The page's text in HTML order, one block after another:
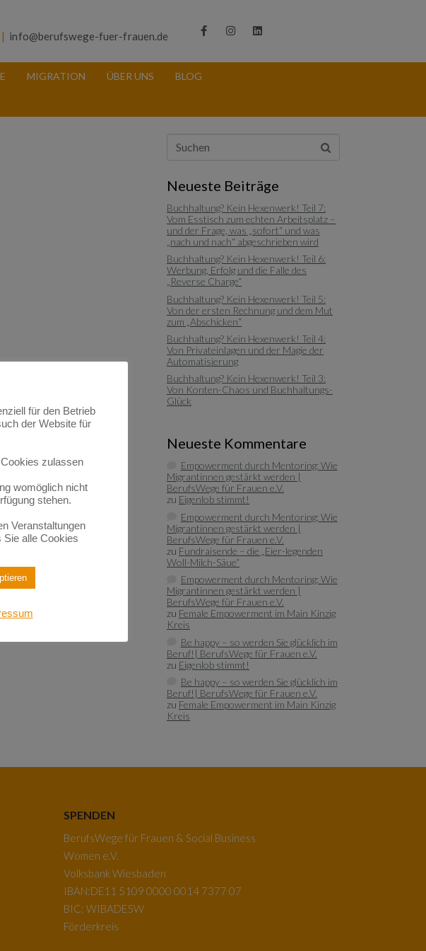
| info@berufswege-fuer-frauen.de
MIGRATION ÜBER UNS BLOG
Neueste Beiträge
Buchhaltung? Kein Hexenwerk! Teil 7:
Vom Esstisch zum echten Arbeitsplatz –
und der Frage, was „sofort“ und was
„nach und nach“ abgeschrieben wird
Buchhaltung? Kein Hexenwerk! Teil 6:
Werbung, Erfolg und die Falle des
„Reverse Charge“
Buchhaltung? Kein Hexenwerk! Teil 5:
Von der ersten Rechnung und dem Mut
zum „Abschicken“
Buchhaltung? Kein Hexenwerk! Teil 4:
Von Privateinlagen und der Magie der
Automatisierung
Buchhaltung? Kein Hexenwerk! Teil 3:
Von Konten-Chaos und Buchhaltungs-
Glück
Neueste Kommentare
Empowerment durch Mentoring: Wie
Migrantinnen gestärkt werden |
BerufsWege für Frauen e.V.
zu Eigenlob stimmt!
Empowerment durch Mentoring: Wie
Migrantinnen gestärkt werden |
BerufsWege für Frauen e.V.
zu Fundraisende – die „Eier-legenden
Woll-Milch-Säue“
Empowerment durch Mentoring: Wie
Migrantinnen gestärkt werden |
BerufsWege für Frauen e.V.
zu Female Empowerment im Main Kinzig
Kreis
Be happy – so werden Sie glücklich im
Beruf!| BerufsWege für Frauen e.V.
zu Eigenlob stimmt!
Be happy – so werden Sie glücklich im
Beruf!| BerufsWege für Frauen e.V.
zu Female Empowerment im Main Kinzig
Kreis
SPENDEN
BerufsWege für Frauen & Social Business
Women e.V.
Volksbank Wiesbaden
IBAN:DE11 5109 0000 0014 7377 07
BIC: WIBADE5W
Förderkreis
für den Betrieb
der Website für
zulassen
womöglich nicht
stehen.
Veranstaltungen
Sie alle Cookies